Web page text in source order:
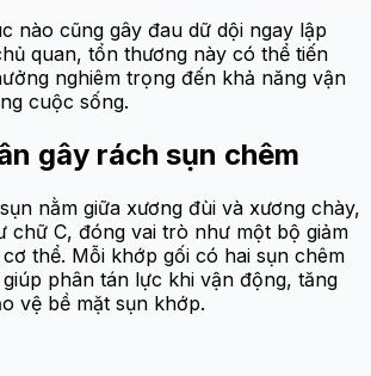
nào cũng gây đau dữ dội ngay lập
quan, tổn thương này có thể tiến
nghiêm trọng đến khả năng vận
cuộc sống.
gây rách sụn chêm
nằm giữa xương đùi và xương chày,
chữ C, đóng vai trò như một bộ giảm
thể. Mỗi khớp gối có hai sụn chêm
phân tán lực khi vận động, tăng
vệ bề mặt sụn khớp.